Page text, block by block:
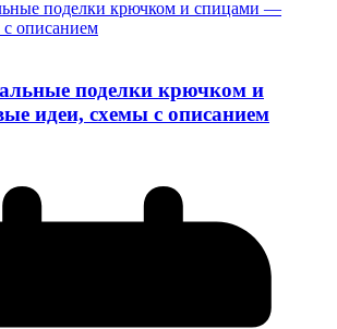
поделки крючком и
идеи, схемы с описанием